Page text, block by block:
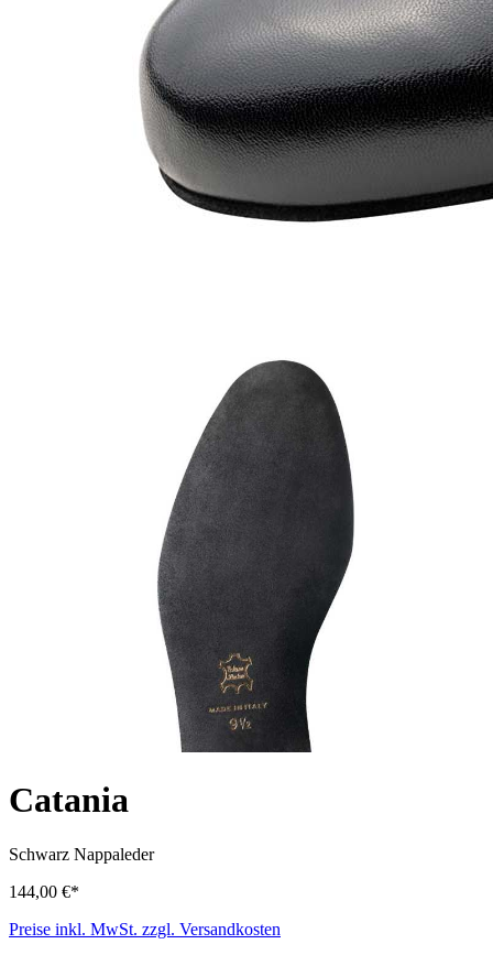
Catania
Schwarz Nappaleder
144,00 €*
Preise inkl. MwSt. zzgl. Versandkosten